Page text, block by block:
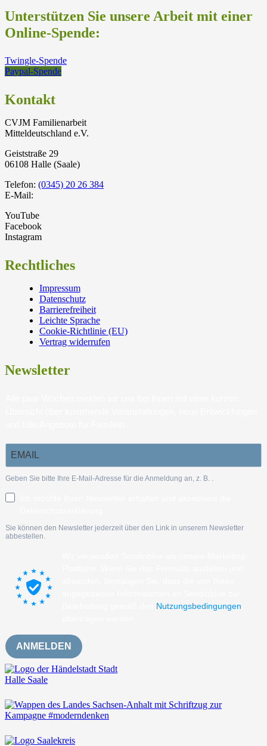
Unterstützen Sie unsere Arbeit mit einer
Online-Spende:
Twingle-Spende
Paypal-Spende
Kontakt
CVJM Familienarbeit
Mitteldeutschland e.V.
Geiststraße 29
06108 Halle (Saale)
Telefon: (0345) 20 26 384
E-Mail:
YouTube
Facebook
Instagram
Rechtliches
Impressum
Datenschutz
Barrierefreiheit
Leichte Sprache
Cookie-Richtlinie (EU)
Vertrag widerrufen
Newsletter
Geben Sie bitte Ihre E-Mail-Adresse für die Anmeldung an, z. B. .
Sie können den Newsletter jederzeit über den Link in unserem Newsletter
abbestellen.
Nutzungsbedingungen
ANMELDEN